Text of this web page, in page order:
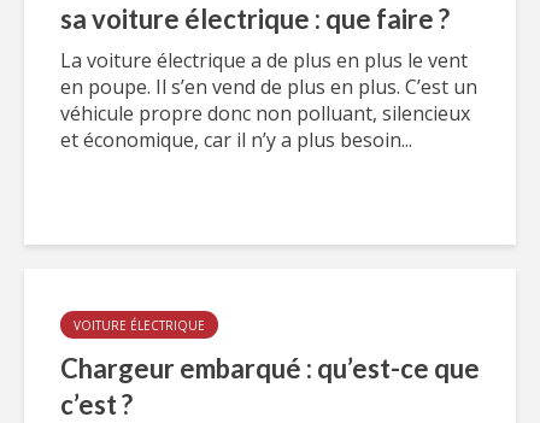
sa voiture électrique : que faire ?
La voiture électrique a de plus en plus le vent
en poupe. Il s’en vend de plus en plus. C’est un
véhicule propre donc non polluant, silencieux
et économique, car il n’y a plus besoin...
VOITURE ÉLECTRIQUE
Chargeur embarqué : qu’est-ce que
c’est ?